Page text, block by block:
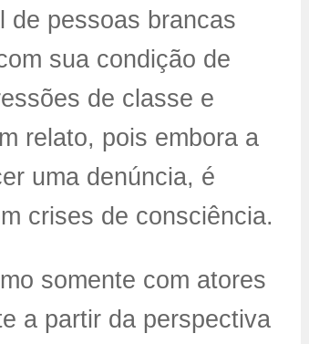
de pessoas brancas
sua condição de
de classe e
relato, pois embora a
uma denúncia, é
crises de consciência.
somente com atores
a partir da perspectiva